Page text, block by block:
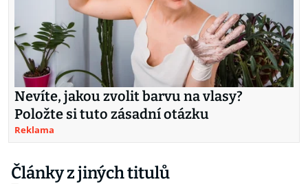
Nevíte, jakou zvolit barvu na vlasy?
Položte si tuto zásadní otázku
Reklama
Články z jiných titulů